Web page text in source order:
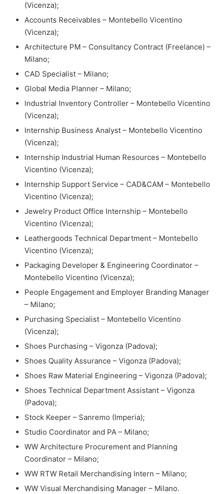
(Vicenza);
Accounts Receivables – Montebello Vicentino
(Vicenza);
Architecture PM – Consultancy Contract (Freelance) –
Milano;
CAD Specialist – Milano;
Global Media Planner – Milano;
Industrial Inventory Controller – Montebello Vicentino
(Vicenza);
Internship Business Analyst – Montebello Vicentino
(Vicenza);
Internship Industrial Human Resources – Montebello
Vicentino (Vicenza);
Internship Support Service – CAD&CAM – Montebello
Vicentino (Vicenza);
Jewelry Product Office Internship – Montebello
Vicentino (Vicenza);
Leathergoods Technical Department – Montebello
Vicentino (Vicenza);
Packaging Developer & Engineering Coordinator –
Montebello Vicentino (Vicenza);
People Engagement and Employer Branding Manager
– Milano;
Purchasing Specialist – Montebello Vicentino
(Vicenza);
Shoes Purchasing – Vigonza (Padova);
Shoes Quality Assurance – Vigonza (Padova);
Shoes Raw Material Engineering – Vigonza (Padova);
Shoes Technical Department Assistant – Vigonza
(Padova);
Stock Keeper – Sanremo (Imperia);
Studio Coordinator and PA – Milano;
WW Architecture Procurement and Planning
Coordinator – Milano;
WW RTW Retail Merchandising Intern – Milano;
WW Visual Merchandising Manager – Milano.